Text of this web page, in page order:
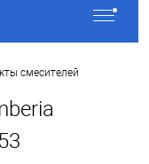
смесителей